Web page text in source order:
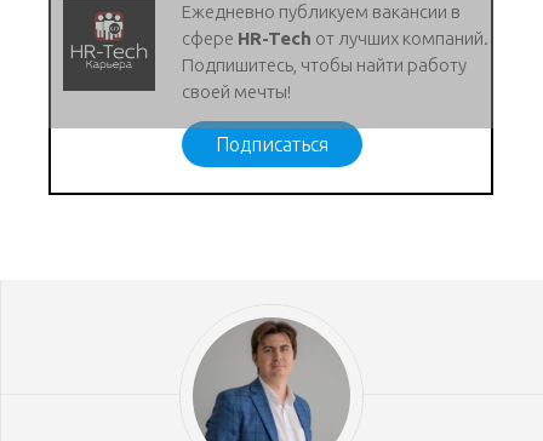
Ежедневно публикуем вакансии в
сфере HR-Tech от лучших компаний.
Подпишитесь, чтобы найти работу
своей мечты!
Подписаться